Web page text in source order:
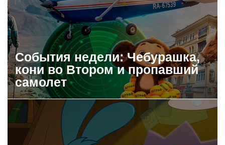
События недели: Чебурашка,
кони во Втором и пропавший
самолет